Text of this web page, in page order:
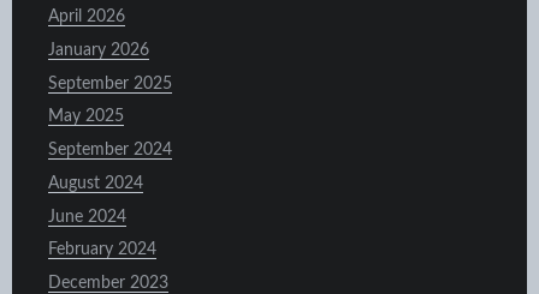
April 2026
January 2026
September 2025
May 2025
September 2024
August 2024
June 2024
February 2024
December 2023